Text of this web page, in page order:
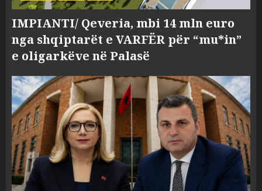
IMPIANTI/ Qeveria, mbi 14 mln euro
nga shqiptarët e VARFËR për “mu*in”
e oligarkëve në Palasë